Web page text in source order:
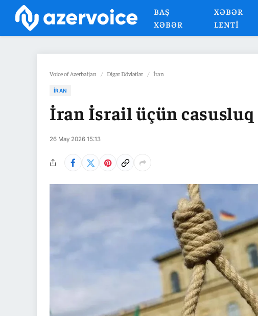
BAŞ
XƏBƏR
XƏBƏR
LENTI
Voice of Azerbaijan / Digər Dövlətlər / İran
İRAN
İran İsrail üçün casusluq
26 May 2026 15:13